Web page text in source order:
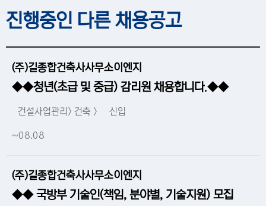
진행중인 다른 채용공고
(주)길종합건축사사무소이엔지
◆◆청년(초급 및 중급) 감리원 채용합니다.◆◆
건설사업관리> 건축 > 신입
~08.08
(주)길종합건축사사무소이엔지
◆◆ 국방부 기술인(책임, 분야별, 기술지원) 모집